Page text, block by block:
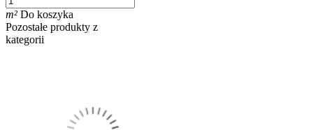
m² Do koszyka
Pozostałe produkty z
kategorii